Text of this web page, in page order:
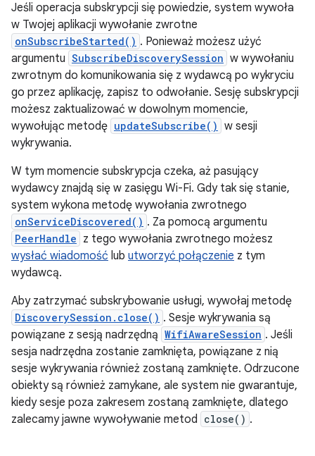
Jeśli operacja subskrypcji się powiedzie, system wywoła
w Twojej aplikacji wywołanie zwrotne
onSubscribeStarted() . Ponieważ możesz użyć
argumentu SubscribeDiscoverySession w wywołaniu
zwrotnym do komunikowania się z wydawcą po wykryciu
go przez aplikację, zapisz to odwołanie. Sesję subskrypcji
możesz zaktualizować w dowolnym momencie,
wywołując metodę updateSubscribe() w sesji
wykrywania.
W tym momencie subskrypcja czeka, aż pasujący
wydawcy znajdą się w zasięgu Wi-Fi. Gdy tak się stanie,
system wykona metodę wywołania zwrotnego
onServiceDiscovered() . Za pomocą argumentu
PeerHandle z tego wywołania zwrotnego możesz
wysłać wiadomość lub utworzyć połączenie z tym
wydawcą.
Aby zatrzymać subskrybowanie usługi, wywołaj metodę
DiscoverySession.close() . Sesje wykrywania są
powiązane z sesją nadrzędną WifiAwareSession . Jeśli
sesja nadrzędna zostanie zamknięta, powiązane z nią
sesje wykrywania również zostaną zamknięte. Odrzucone
obiekty są również zamykane, ale system nie gwarantuje,
kiedy sesje poza zakresem zostaną zamknięte, dlatego
zalecamy jawne wywoływanie metod close() .